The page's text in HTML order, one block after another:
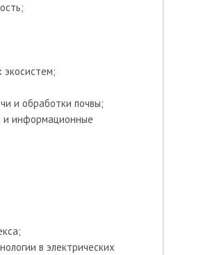
и обработки почвы;
и информационные
в электрических